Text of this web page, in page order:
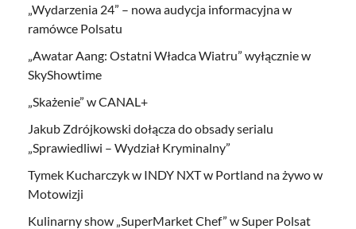
„Wydarzenia 24” – nowa audycja informacyjna w
ramówce Polsatu
„Awatar Aang: Ostatni Władca Wiatru” wyłącznie w
SkyShowtime
„Skażenie” w CANAL+
Jakub Zdrójkowski dołącza do obsady serialu
„Sprawiedliwi – Wydział Kryminalny”
Tymek Kucharczyk w INDY NXT w Portland na żywo w
Motowizji
Kulinarny show „SuperMarket Chef” w Super Polsat